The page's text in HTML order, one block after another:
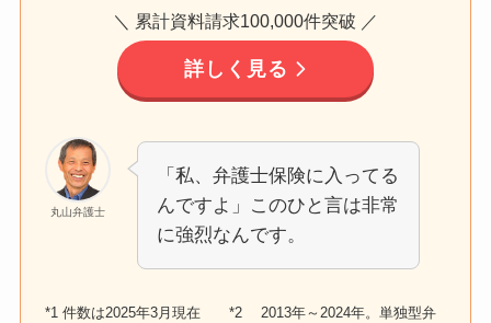
＼ 累計資料請求100,000件突破 ／
詳しく見る
丸山弁護士
「私、弁護士保険に入ってる
んですよ」このひと言は非常
に強烈なんです。
*1 件数は2025年3月現在 *2 2013年～2024年。単独型弁